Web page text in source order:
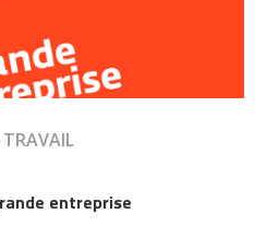
TRAVAIL
entreprise